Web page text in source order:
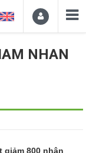
NHAN
giảm 800 nhân